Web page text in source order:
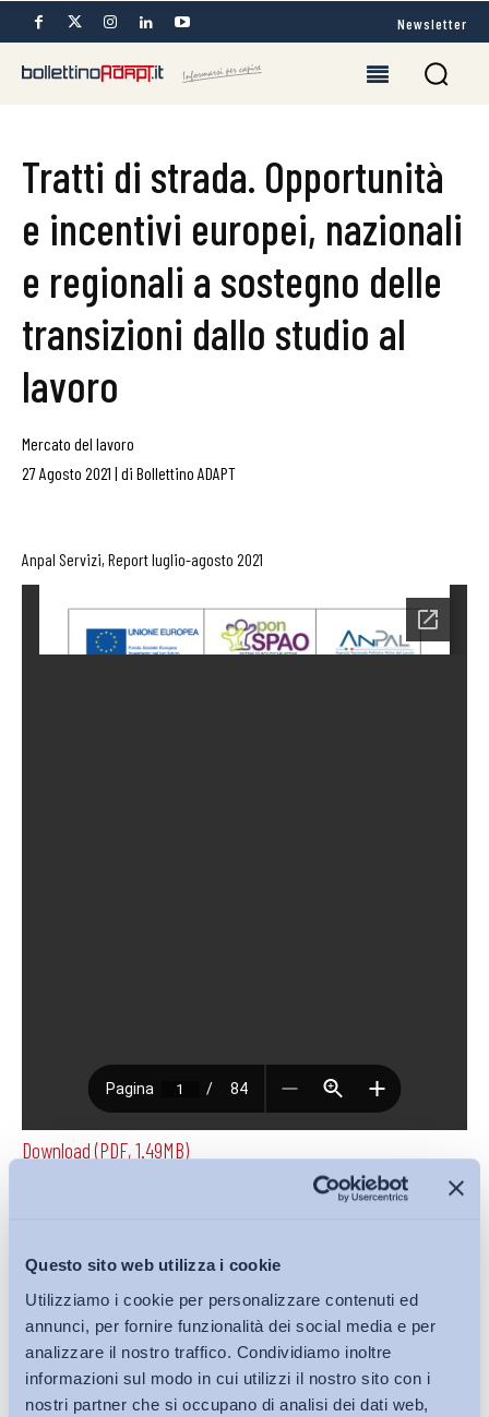
Questo sito web utilizza i cookie
Utilizziamo i cookie per personalizzare contenuti ed
annunci, per fornire funzionalità dei social media e per
analizzare il nostro traffico. Condividiamo inoltre
informazioni sul modo in cui utilizzi il nostro sito con i
nostri partner che si occupano di analisi dei dati web,
Newsletter
Tratti di strada. Opportunità
e incentivi europei, nazionali
e regionali a sostegno delle
transizioni dallo studio al
lavoro
Mercato del lavoro
27 Agosto 2021 | di Bollettino ADAPT
Anpal Servizi, Report luglio-agosto 2021
Download (PDF, 1.49MB)
Iscriviti alla Newsletter